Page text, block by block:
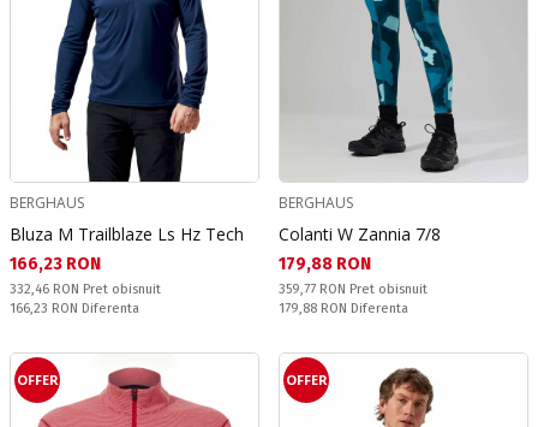
BERGHAUS
Bluza M Trailblaze Ls Hz Tech
Текуща цена:
166,23 RON
Pret obisnuit:
332,46 RON Pret obisnuit
Спестявате:
166,23 RON Diferenta
BERGHAUS
Colanti W Zannia 7/8
Текуща цена:
179,88 RON
Pret obisnuit:
359,77 RON Pret obisnuit
Спестявате:
179,88 RON Diferenta
OFFER OFFER